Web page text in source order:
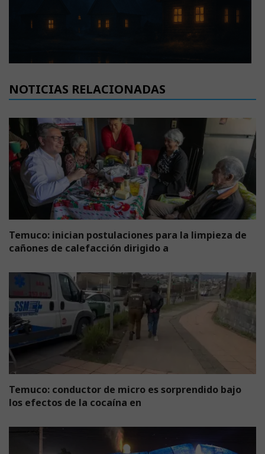
NOTICIAS RELACIONADAS
Temuco: inician postulaciones para la limpieza de
cañones de calefacción dirigido a
Temuco: conductor de micro es sorprendido bajo
los efectos de la cocaína en